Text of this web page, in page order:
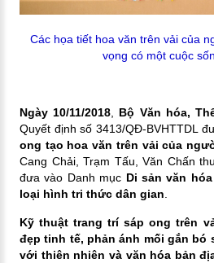
Các họa tiết hoa văn trên vải của
vọng có một cuộc
Ngày 10/11/2018 Bộ Văn hóa,
Quyết định số 3413/QĐ-BVHTTDL
ong tạo hoa văn trên vải của
Cang Chải, Trạm Tấu, Văn Chấn
đưa vào Danh mục Di sản văn
loại hình tri thức dân gian
Kỹ thuật trang trí sáp ong trên
đẹp tinh tế, phản ánh mối gắn bó
với thiên nhiên và văn hóa bản